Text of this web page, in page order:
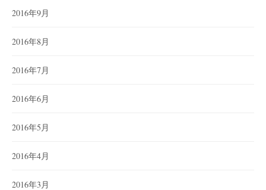
2016年9月
2016年8月
2016年7月
2016年6月
2016年5月
2016年4月
2016年3月